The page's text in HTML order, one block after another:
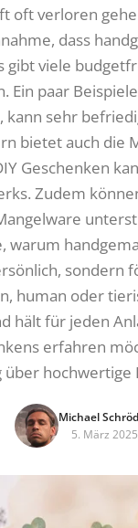
oft verloren
dass
gibt viele
Ein paar
kann sehr
bietet auch die
Geschenken
Zudem
warum
sondern
human oder
hält für jeden
erfahren
über hochwertige
Michael
5. März 2025